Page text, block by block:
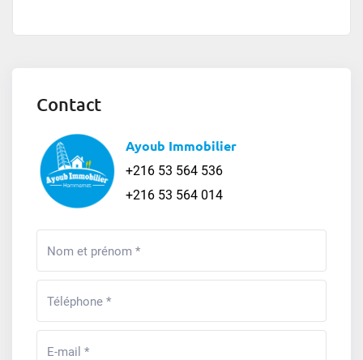
Contact
Ayoub Immobilier
+216 53 564 536
+216 53 564 014